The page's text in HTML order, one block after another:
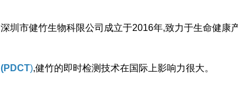
深圳市健竹生物科限公司成立于2016年,致力于生命健康
(PDCT),健竹的即时检测技术在国际上影响力很大。